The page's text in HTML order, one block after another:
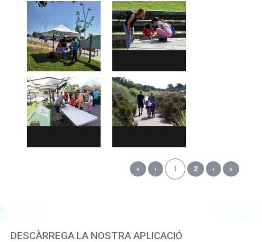
« ‹ 1 2 › »
DESCÀRREGA LA NOSTRA APLICACIÓ